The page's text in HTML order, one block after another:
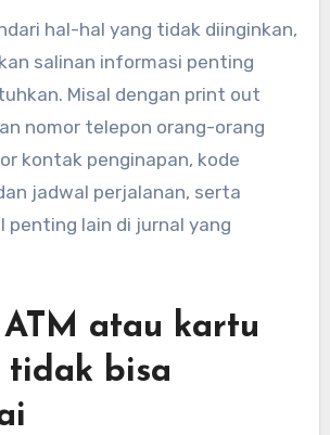
hal-hal yang tidak diinginkan,
salinan informasi penting
Misal dengan print out
nomor telepon orang-orang
kontak penginapan, kode
jadwal perjalanan, serta
penting lain di jurnal yang
atau kartu
tidak bisa